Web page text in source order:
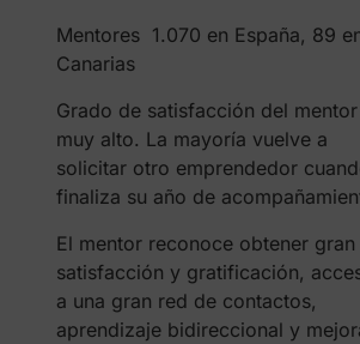
Mentores 1.070 en España, 89
Canarias
Grado de satisfacción del mentor
muy alto. La mayoría vuelve a
solicitar otro emprendedor
finaliza su año de
El mentor reconoce obtener gran
satisfacción y gratificación,
a una gran red de contactos,
aprendizaje bidireccional y